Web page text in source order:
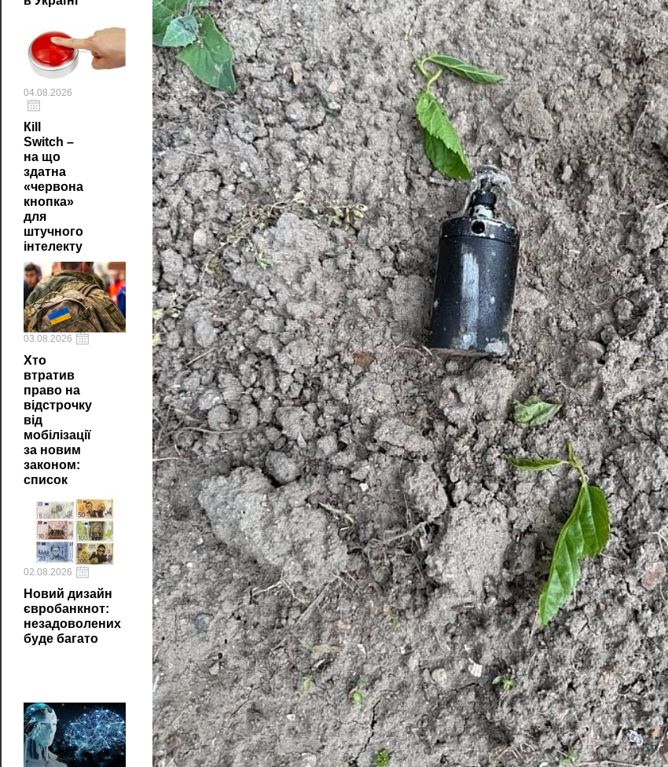
04.08.2026
Кill
Switch –
на що
здатна
«червона
кнопка»
для
штучного
інтелекту
03.08.2026
Хто
втратив
право на
відстрочку
від
мобілізації
за новим
законом:
список
02.08.2026
Новий дизайн
євробанкнот:
незадоволених
буде багато